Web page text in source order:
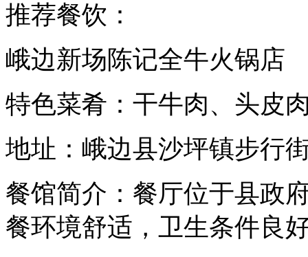
推荐餐饮：
峨边新场陈记全牛火锅店
特色菜肴：干牛肉、头皮
地址：峨边县沙坪镇步行
餐馆简介：餐厅位于县政
餐环境舒适，卫生条件良